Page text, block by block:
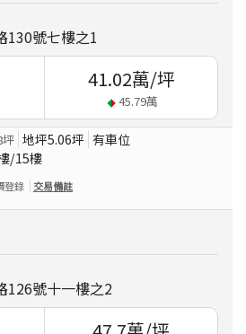
130號七樓之1
41.02萬/坪
45.79萬
坪 地坪5.06坪 有車位
/15樓
登錄 交易備註
126號十一樓之2